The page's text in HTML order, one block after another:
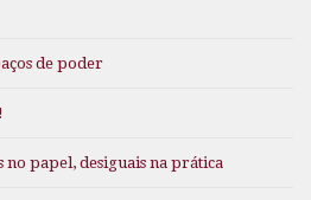
de poder
papel, desiguais na prática